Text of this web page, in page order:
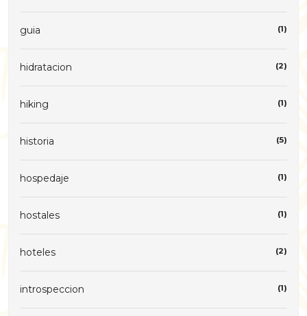
guia (1)
hidratacion (2)
hiking (1)
historia (5)
hospedaje (1)
hostales (1)
hoteles (2)
introspeccion (1)